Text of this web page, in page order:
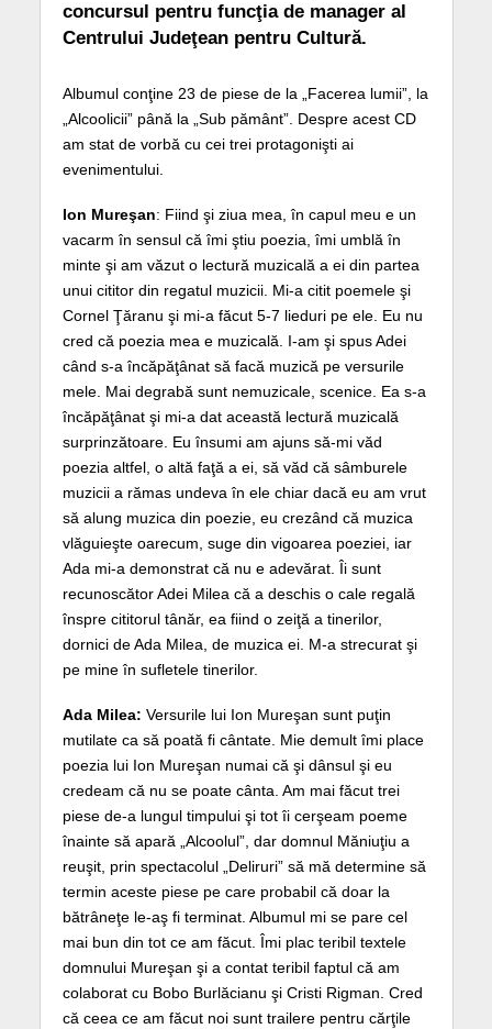
concursul pentru funcţia de manager al
Centrului Judeţean pentru Cultură.
Albumul conţine 23 de piese de la „Facerea lumii”, la
„Alcoolicii” până la „Sub pământ”. Despre acest CD
am stat de vorbă cu cei trei protagonişti ai
evenimentului.
Ion Mureşan: Fiind şi ziua mea, în capul meu e un
vacarm în sensul că îmi ştiu poezia, îmi umblă în
minte şi am văzut o lectură muzicală a ei din partea
unui cititor din regatul muzicii. Mi-a citit poemele şi
Cornel Ţăranu şi mi-a făcut 5-7 lieduri pe ele. Eu nu
cred că poezia mea e muzicală. I-am şi spus Adei
când s-a încăpăţânat să facă muzică pe versurile
mele. Mai degrabă sunt nemuzicale, scenice. Ea s-a
încăpăţânat şi mi-a dat această lectură muzicală
surprinzătoare. Eu însumi am ajuns să-mi văd
poezia altfel, o altă faţă a ei, să văd că sâmburele
muzicii a rămas undeva în ele chiar dacă eu am vrut
să alung muzica din poezie, eu crezând că muzica
vlăguieşte oarecum, suge din vigoarea poeziei, iar
Ada mi-a demonstrat că nu e adevărat. Îi sunt
recunoscător Adei Milea că a deschis o cale regală
înspre cititorul tânăr, ea fiind o zeiţă a tinerilor,
dornici de Ada Milea, de muzica ei. M-a strecurat şi
pe mine în sufletele tinerilor.
Ada Milea: Versurile lui Ion Mureşan sunt puţin
mutilate ca să poată fi cântate. Mie demult îmi place
poezia lui Ion Mureşan numai că şi dânsul şi eu
credeam că nu se poate cânta. Am mai făcut trei
piese de-a lungul timpului şi tot îi cerşeam poeme
înainte să apară „Alcoolul”, dar domnul Măniuţiu a
reuşit, prin spectacolul „Deliruri” să mă determine să
termin aceste piese pe care probabil că doar la
bătrâneţe le-aş fi terminat. Albumul mi se pare cel
mai bun din tot ce am făcut. Îmi plac teribil textele
domnului Mureşan şi a contat teribil faptul că am
colaborat cu Bobo Burlăcianu şi Cristi Rigman. Cred
că ceea ce am făcut noi sunt trailere pentru cărţile